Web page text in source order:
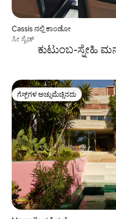
Cassis ನಲ್ಲಿ ಕಾಂಡೋ
ಸೀ ಸೈಡ್
ಕುಟುಂಬ-ಸ್ನೇಹಿ
ಗೆಸ್ಟ್‌ಗಳ ಅಚ್ಚುಮೆಚ್ಚಿನದು
ಗೆಸ್ಟ್‌ಗಳ ಅಚ್ಚುಮೆಚ್ಚಿನದು